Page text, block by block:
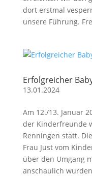
dort erstmal
unsere Führung.
Erfolgreicher
13.01.2024
Am 12./13. Januar
der Kinderfreunde
Renningen statt.
Frau Just vom
über den Umgang
anschaulich